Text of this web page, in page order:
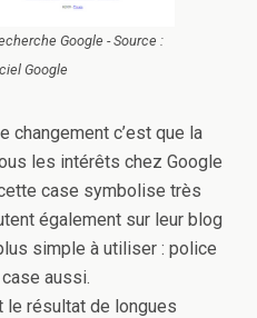
Google - Source :
Google
changement c’est que la
les intérêts chez Google
case symbolise très
également sur leur blog
simple à utiliser : police
aussi.
le résultat de longues